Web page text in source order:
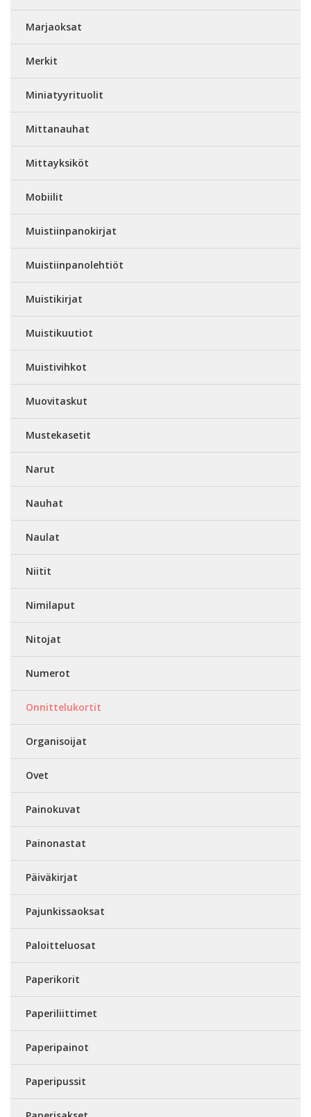
Marjaoksat
Merkit
Miniatyyrituolit
Mittanauhat
Mittayksiköt
Mobiilit
Muistiinpanokirjat
Muistiinpanolehtiöt
Muistikirjat
Muistikuutiot
Muistivihkot
Muovitaskut
Mustekasetit
Narut
Nauhat
Naulat
Niitit
Nimilaput
Nitojat
Numerot
Onnittelukortit
Organisoijat
Ovet
Painokuvat
Painonastat
Päiväkirjat
Pajunkissaoksat
Paloitteluosat
Paperikorit
Paperiliittimet
Paperipainot
Paperipussit